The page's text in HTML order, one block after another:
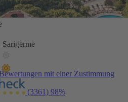
mit einer Zustimmung
(3361) 98%